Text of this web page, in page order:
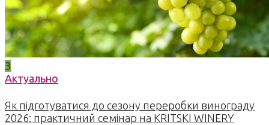
3
Актуально
Як підготуватися до сезону переробки винограду
2026: практичний семінар на KRITSKI WINERY